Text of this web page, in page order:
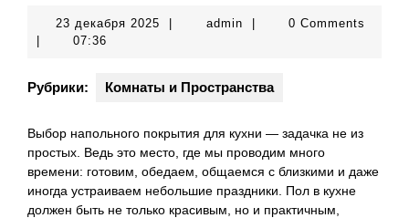
23 декабря 2025 23
adminadmin
0 Comments
07:36
Рубрики: Комнаты и Пространства
Выбор напольного покрытия для кухни — задачка не из
простых. Ведь это место, где мы проводим много
времени: готовим, обедаем, общаемся с близкими и даже
иногда устраиваем небольшие праздники. Пол в кухне
должен быть не только красивым, но и практичным,